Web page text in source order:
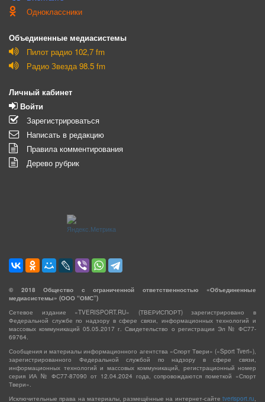
Одноклассники
Объединенные медиасистемы
Пилот радио 102,7 fm
Радио Звезда 98.5 fm
Личный кабинет
Войти
Зарегистрироваться
Написать в редакцию
Правила комментирования
Дерево рубрик
© 2018 Общество с ограниченной ответственностью «Объединенные
медиасистемы» (ООО “ОМС”)
Сетевое издание «TVERISPORT.RU» (ТВЕРИСПОРТ) зарегистрировано в
Федеральной службе по надзору в сфере связи, информационных технологий и
массовых коммуникаций 05.05.2017 г. Свидетельство о регистрации Эл № ФС77-
69764.
Сообщения и материалы информационного агентства «Спорт Твери» («Sport Tveri»),
зарегистрированного Федеральной службой по надзору в сфере связи,
информационных технологий и массовых коммуникаций, регистрационный номер
серия ИА № ФС77-87090 от 12.04.2024 года, сопровождаются пометкой «Спорт
Твери».
Исключительные права на материалы, размещённые на интернет-сайте tverisport.ru,